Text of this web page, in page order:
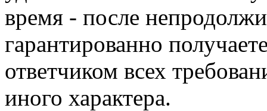
время - после
гарантированно
ответчиком всех
иного характера.